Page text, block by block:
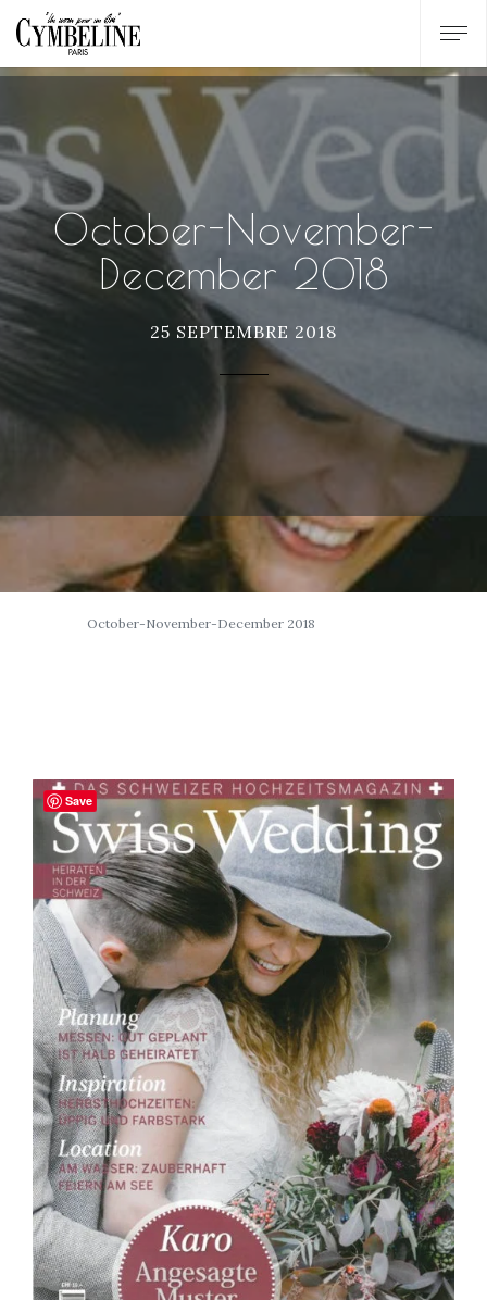
October-November-
December 2018
25 SEPTEMBRE 2018
October-November-December 2018
Save